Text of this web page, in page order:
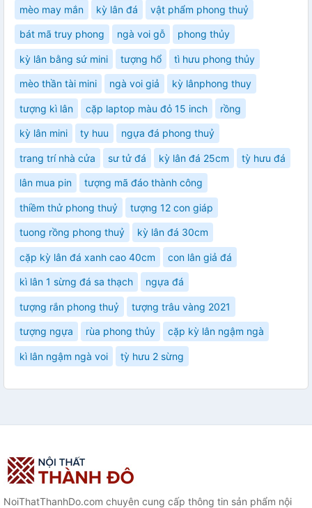
mèo may mắn kỳ lân đá vật phẩm phong thuỷ
bát mã truy phong ngà voi gỗ phong thủy
kỳ lân bằng sứ mini tượng hổ tì hưu phong thủy
mèo thần tài mini ngà voi giả kỳ lânphong thuy
tượng kì lân cặp laptop màu đỏ 15 inch rồng
kỳ lân mini ty huu ngựa đá phong thuỷ
trang trí nhà cửa sư tử đá kỳ lân đá 25cm tỳ hưu đá
lân mua pin tượng mã đáo thành công
thiềm thử phong thuỷ tượng 12 con giáp
tuong rồng phong thuỷ kỳ lân đá 30cm
cặp kỳ lân đá xanh cao 40cm con lân giả đá
kì lân 1 sừng đá sa thạch ngựa đá
tượng rắn phong thuỷ tượng trâu vàng 2021
tượng ngựa rùa phong thủy cặp kỳ lân ngậm ngà
kì lân ngậm ngà voi tỳ hưu 2 sừng
NoiThatThanhDo.com chuyên cung cấp thông tin sản phẩm nội